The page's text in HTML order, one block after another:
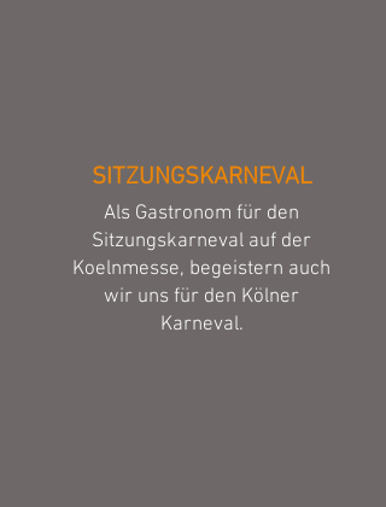
SITZUNGSKARNEVAL
Als Gastronom für den
Sitzungskarneval auf der
Koelnmesse, begeistern auch
wir uns für den Kölner
Karneval.